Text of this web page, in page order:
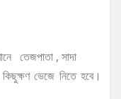
তেজপাতা , সাদা
ভেজে নিতে হবে।